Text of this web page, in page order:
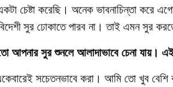
চেষ্টা করেছি। অনেক ভাবনাচিন্তা করে
সুর ঢোকাতে পারব না। তাই এমন সুর করতে
আপনার সুর শুনলে আলাদাভাবে চেনা যায়। এই
সচেতনভাবে করা। আমি তো খুব